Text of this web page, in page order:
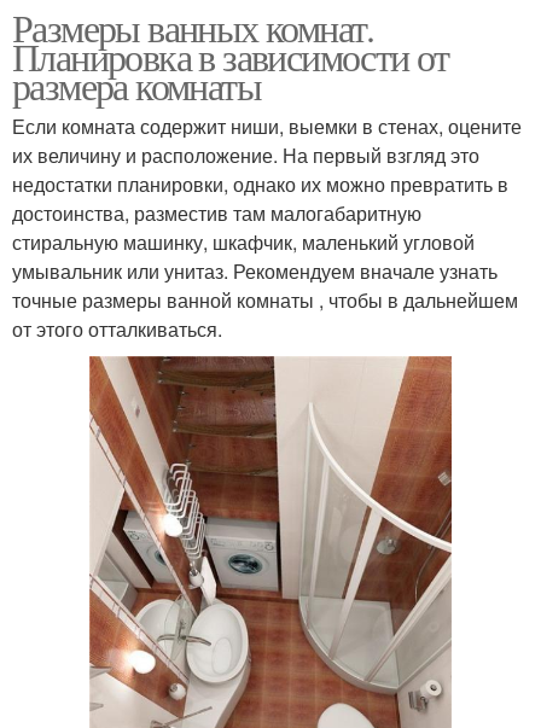
Размеры ванных комнат.
Планировка в зависимости от
размера комнаты
Если комната содержит ниши, выемки в стенах, оцените
их величину и расположение. На первый взгляд это
недостатки планировки, однако их можно превратить в
достоинства, разместив там малогабаритную
стиральную машинку, шкафчик, маленький угловой
умывальник или унитаз. Рекомендуем вначале узнать
точные размеры ванной комнаты , чтобы в дальнейшем
от этого отталкиваться.